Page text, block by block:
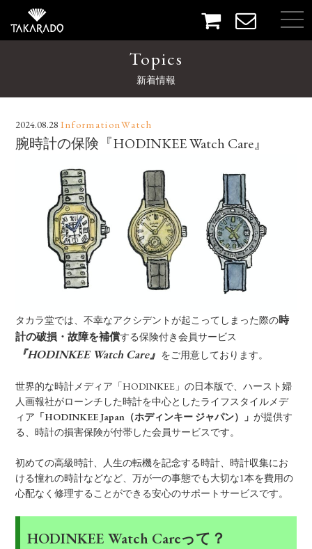
Topics
新着情報
2024.08.28InformationWatch
腕時計の保険『HODINKEE Watch Care』
タカラ堂では、不幸なアクシデントが起こってしまった際の時
計の破損・故障を補償する保険付き会員サービス
『HODINKEE Watch Care』 をご用意しております。
世界的な時計メディア「HODINKEE」の日本版で、ハースト婦
人画報社がローンチした時計を中心としたライフスタイルメデ
ィア 「HODINKEE Japan（ホディンキー ジャパン）」が提供す
る、時計の損害保険が付帯した会員サービスです。
初めての高級時計、人生の転機を記念する時計、時計収集にお
ける憧れの時計などなど、万が一の事態でも大切な1本を費用の
心配なく修理することができる安心のサポートサービスです。
HODINKEE Watch Careって？